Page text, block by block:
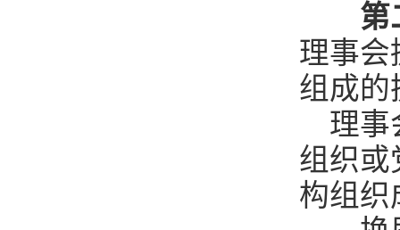
第
理事会
组成的
理事
组织或
构组织